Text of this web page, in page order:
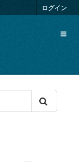
ログイン